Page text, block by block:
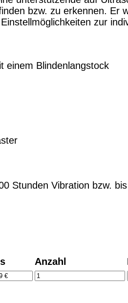
bzw. zu erkennen. Er
zur
einem Blindenlangstock
Stunden Vibration bzw.
Anzahl